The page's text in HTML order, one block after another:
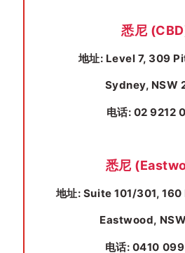
悉尼
地址: Level 7, 309
Sydney, NSW
电话: 02 9212
悉尼
地址: Suite 101/301,
Eastwood,
电话: 0410